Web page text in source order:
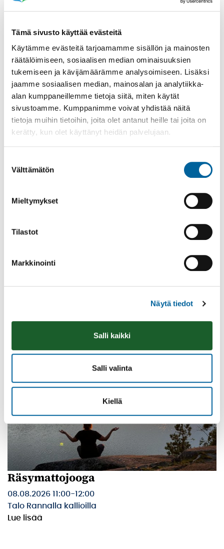
Tämä sivusto käyttää evästeitä
Käytämme evästeitä tarjoamamme sisällön ja mainosten
räätälöimiseen, sosiaalisen median ominaisuuksien
tukemiseen ja kävijämäärämme analysoimiseen. Lisäksi
jaamme sosiaalisen median, mainosalan ja analytiikka-
alan kumppaneillemme tietoja siitä, miten käytät
sivustoamme. Kumppanimme voivat yhdistää näitä
tietoja muihin tietoihin, joita olet antanut heille tai joita on
kerätty, kun olet käyttänyt heidän palvelujaan.
valinta
Välttämätön
Mieltymykset
Tilastot
Markkinointi
Näytä tiedot
Salli kaikki
Salli valinta
Kiellä
Poistomyynti kirjaston aukioloaikana
03.06.2026-31.08.2026
Poppelikatu 10
Lue lisää
08.08.2026 10:00-16:00
Räsymattojooga
08.08.2026 11:00-12:00
Talo Rannalla kallioilla
Lue lisää